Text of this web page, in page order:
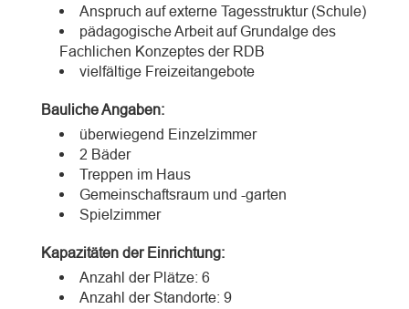
Anspruch auf externe Tagesstruktur (Schule)
pädagogische Arbeit auf Grundalge des
Fachlichen Konzeptes der RDB
vielfältige Freizeitangebote
Bauliche Angaben:
überwiegend Einzelzimmer
2 Bäder
Treppen im Haus
Gemeinschaftsraum und -garten
Spielzimmer
Kapazitäten der Einrichtung:
Anzahl der Plätze: 6
Anzahl der Standorte: 9